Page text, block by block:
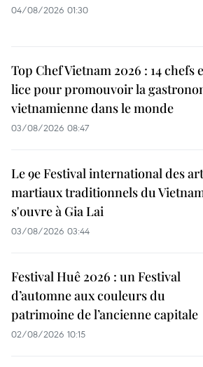
04/08/2026 01:30
Top Chef Vietnam 2026 : 14 chefs
lice pour promouvoir la
vietnamienne dans le monde
03/08/2026 08:47
Le 9e Festival international des
martiaux traditionnels du
s'ouvre à Gia Lai
03/08/2026 03:44
Festival Huê 2026 : un Festival
d’automne aux couleurs du
patrimoine de l’ancienne capitale
02/08/2026 10:15